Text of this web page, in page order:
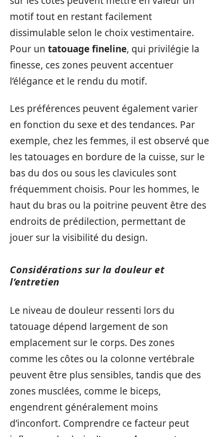
motif tout en restant facilement
dissimulable selon le choix vestimentaire.
Pour un tatouage fineline, qui privilégie la
finesse, ces zones peuvent accentuer
l’élégance et le rendu du motif.
Les préférences peuvent également varier
en fonction du sexe et des tendances. Par
exemple, chez les femmes, il est observé que
les tatouages en bordure de la cuisse, sur le
bas du dos ou sous les clavicules sont
fréquemment choisis. Pour les hommes, le
haut du bras ou la poitrine peuvent être des
endroits de prédilection, permettant de
jouer sur la visibilité du design.
Considérations sur la douleur et
l’entretien
Le niveau de douleur ressenti lors du
tatouage dépend largement de son
emplacement sur le corps. Des zones
comme les côtes ou la colonne vertébrale
peuvent être plus sensibles, tandis que des
zones musclées, comme le biceps,
engendrent généralement moins
d’inconfort. Comprendre ce facteur peut